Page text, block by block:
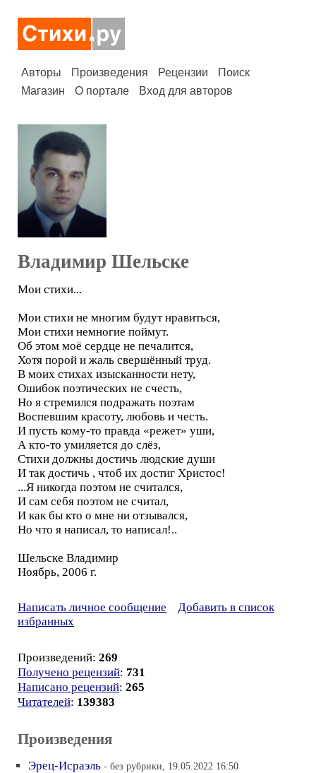
Авторы Произведения Рецензии
Поиск
Магазин
О портале Вход для авторов
Владимир Шельске
Мои стихи...
Мои стихи не многим будут нравиться,
Мои стихи немногие поймут.
Об этом моё сердце не печалится,
Хотя порой и жаль свершённый труд.
В моих стихах изысканности нету,
Ошибок поэтических не счесть,
Но я стремился подражать поэтам
Воспевшим красоту, любовь и честь.
И пусть кому-то правда «режет» уши,
А кто-то умиляется до слёз,
Стихи должны достичь людские души
И так достичь , чтоб их достиг Христос!
...Я никогда поэтом не считался,
И сам себя поэтом не считал,
И как бы кто о мне ни отзывался,
Но что я написал, то написал!..
Шельске Владимир
Ноябрь, 2006 г.
Написать личное сообщение
Добавить в список
избранных
Произведений: 269
Получено рецензий: 731
Написано рецензий: 265
Читателей: 139383
Произведения
Эрец-Исраэль - без рубрики, 19.05.2022 16:50